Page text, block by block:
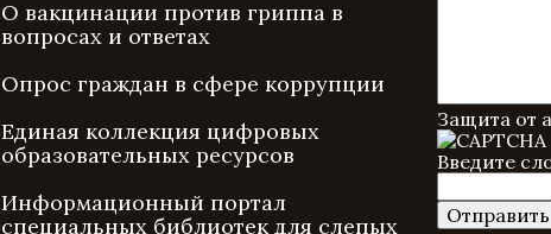
О вакцинации против гриппа в
вопросах и ответах
Опрос граждан в сфере коррупции
Единая коллекция цифровых
образовательных ресурсов
Информационный портал
специальных библиотек для слепых
Защита от
Введите